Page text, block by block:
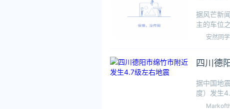
据风芒新
主的车位
称：“这个
安然同学
四川德
据中国地
度）发生